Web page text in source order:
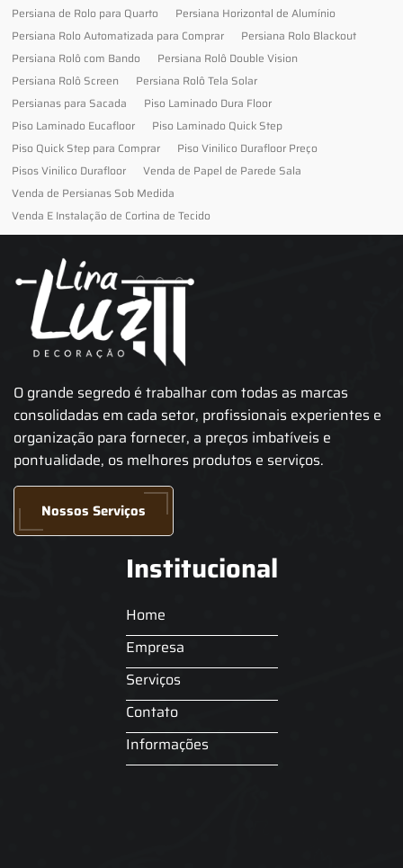
Persiana de Rolo para Quarto
Persiana Horizontal de Alumínio
Persiana Rolo Automatizada para Comprar
Persiana Rolo Blackout
Persiana Rolô com Bando
Persiana Rolô Double Vision
Persiana Rolô Screen
Persiana Rolô Tela Solar
Persianas para Sacada
Piso Laminado Dura Floor
Piso Laminado Eucafloor
Piso Laminado Quick Step
Piso Quick Step para Comprar
Piso Vinilico Durafloor Preço
Pisos Vinilico Durafloor
Venda de Papel de Parede Sala
Venda de Persianas Sob Medida
Venda E Instalação de Cortina de Tecido
O grande segredo é trabalhar com todas as marcas
consolidadas em cada setor, profissionais experientes e
organização para fornecer, a preços imbatíveis e
pontualidade, os melhores produtos e serviços.
Nossos Serviços
Institucional
Home
Empresa
Serviços
Contato
Informações